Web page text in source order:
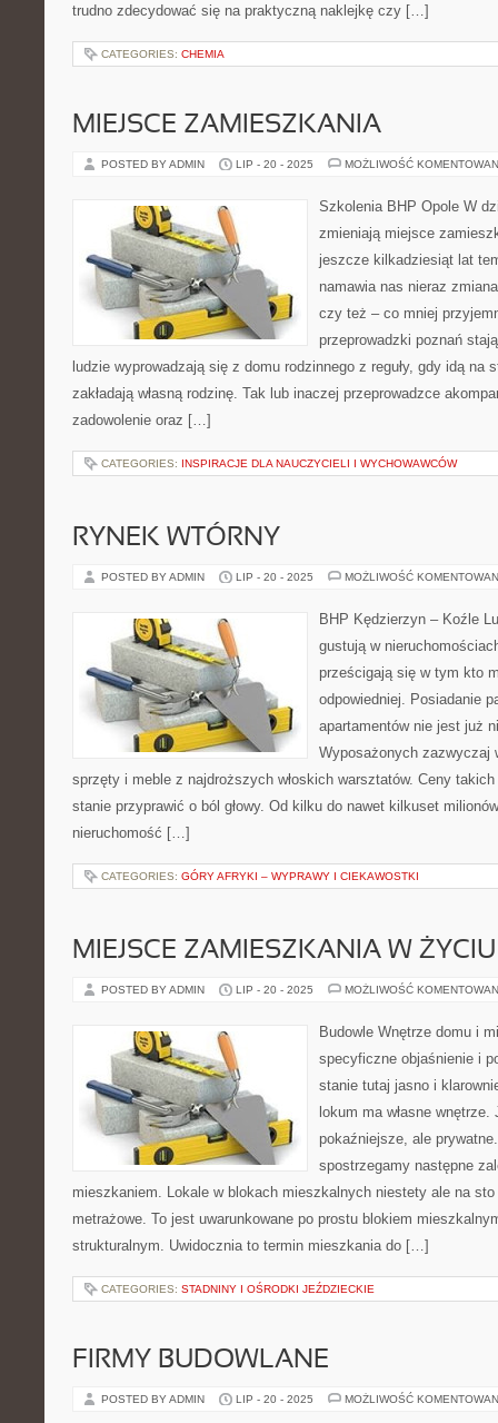
trudno zdecydować się na praktyczną naklejkę czy […]
CATEGORIES: CHEMIA
MIEJSCE ZAMIESZKANIA
POSTED BY ADMIN LIP - 20 - 2025 MOŻLIWOŚĆ
Szkolenia BHP Opole W
zmieniają miejsce
jeszcze kilkadziesiąt lat
namawia nas nieraz
czy też – co mniej
przeprowadzki poznań
ludzie wyprowadzają się z domu rodzinnego z reguły, gdy idą na
zakładają własną rodzinę. Tak lub inaczej przeprowadzce
zadowolenie oraz […]
CATEGORIES: INSPIRACJE DLA NAUCZYCIELI I WYCHOWAWCÓW
RYNEK WTÓRNY
POSTED BY ADMIN LIP - 20 - 2025 MOŻLIWOŚĆ
BHP Kędzierzyn – Koźle
gustują w
prześcigają się w tym kto
odpowiedniej. Posiadanie
apartamentów nie jest już
Wyposażonych zazwyczaj
sprzęty i meble z najdroższych włoskich warsztatów. Ceny
stanie przyprawić o ból głowy. Od kilku do nawet kilkuset
nieruchomość […]
CATEGORIES: GÓRY AFRYKI – WYPRAWY I CIEKAWOSTKI
MIEJSCE ZAMIESZKANIA W
POSTED BY ADMIN LIP - 20 - 2025 MOŻLIWOŚĆ
Budowle Wnętrze domu i
specyficzne objaśnienie i
stanie tutaj jasno i
lokum ma własne
pokaźniejsze, ale
spostrzegamy następne
mieszkaniem. Lokale w blokach mieszkalnych niestety ale na
metrażowe. To jest uwarunkowane po prostu blokiem
strukturalnym. Uwidocznia to termin mieszkania do […]
CATEGORIES: STADNINY I OŚRODKI JEŹDZIECKIE
FIRMY BUDOWLANE
POSTED BY ADMIN LIP - 20 - 2025 MOŻLIWOŚĆ